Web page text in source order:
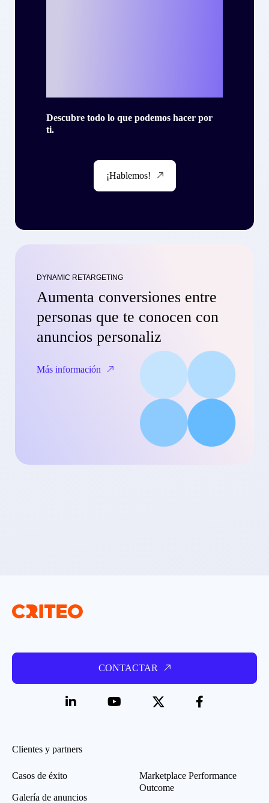
Descubre todo lo que podemos hacer por
ti.
¡Hablemos!
DYNAMIC RETARGETING
Aumenta conversiones entre
personas que te conocen con
anuncios personaliz
Más información
CONTACTAR
Clientes y partners
Casos de éxito
Galería de anuncios
Marketplace Performance
Outcome